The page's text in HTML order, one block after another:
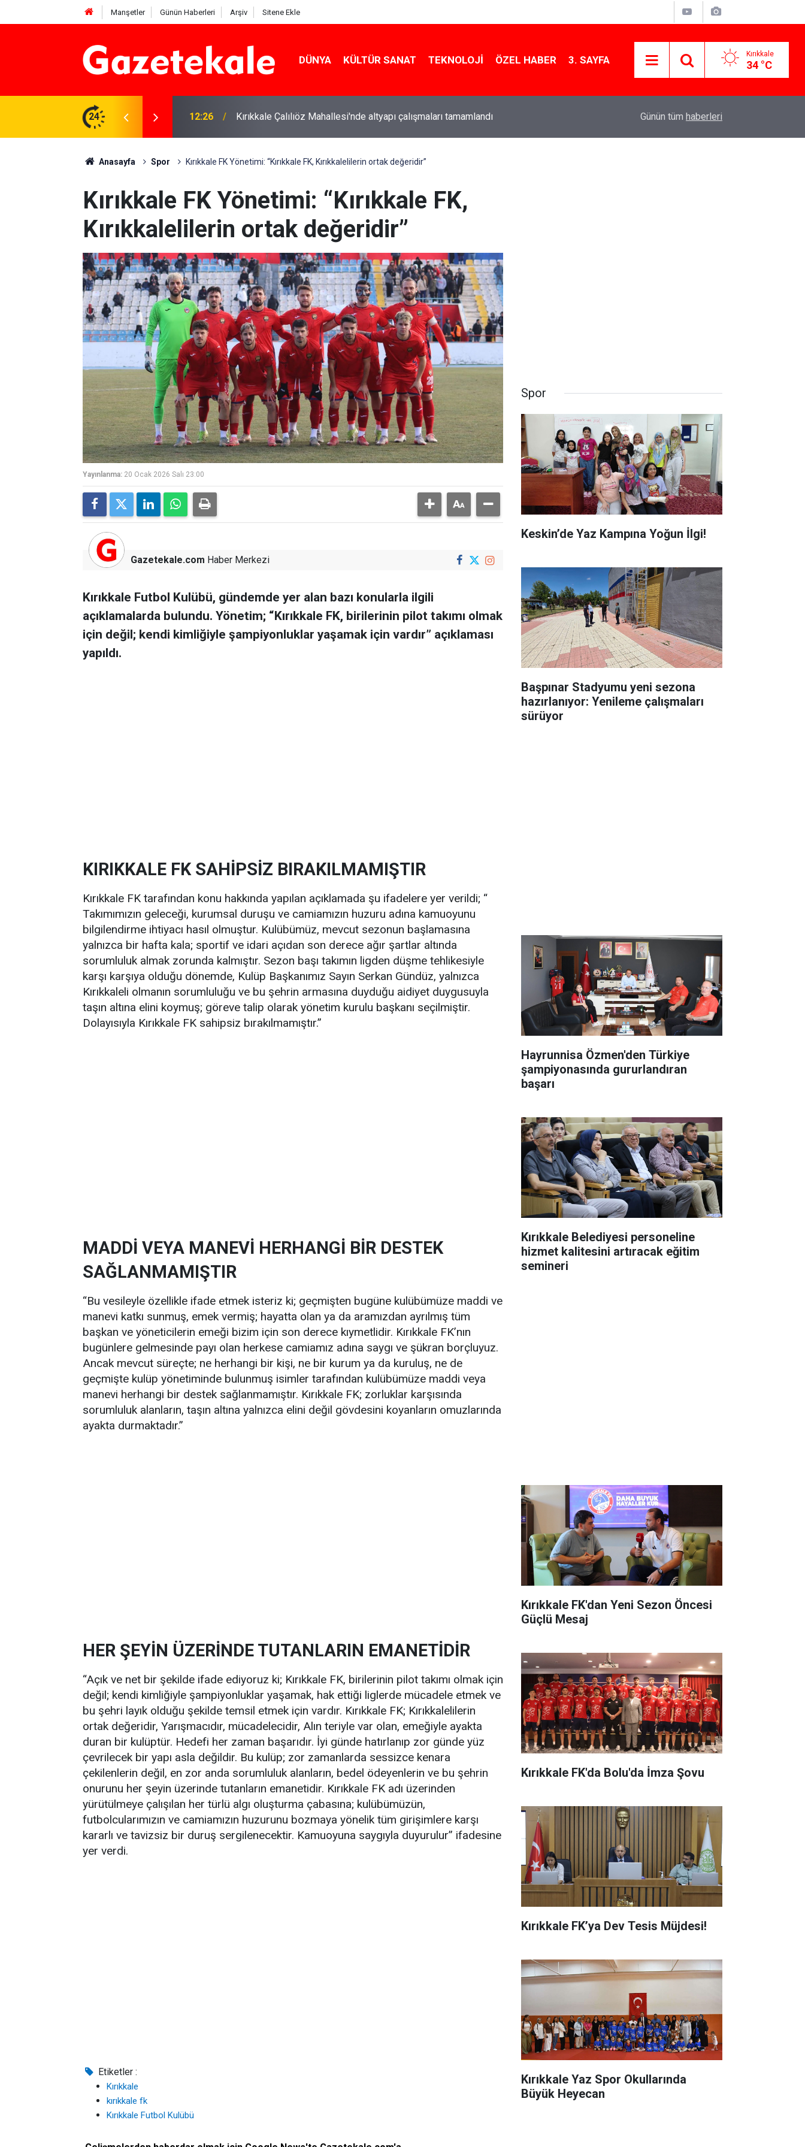
Manşetler Günün Haberleri Arşiv Sitene Ekle
DÜNYA KÜLTÜR SANAT TEKNOLOJI ÖZEL HABER 3. SAYFA Kırıkkale
34 °C
24 12:26 Kırıkkale Çalılıöz Mahallesi'nde altyapı çalışmaları tamamlandı Kırıkkale’de bugün vefat edenler: 6 Ağustos
Günün tüm haberleri
Anasayfa Spor Kırıkkale FK Yönetimi: “Kırıkkale FK, Kırıkkalelilerin ortak değeridir”
Kırıkkale FK Yönetimi: “Kırıkkale FK,
Kırıkkalelilerin ortak değeridir”
Yayınlanma: 20 Ocak 2026 Salı 23:00
Gazetekale.com Haber Merkezi
Kırıkkale Futbol Kulübü, gündemde yer alan bazı konularla ilgili
açıklamalarda bulundu. Yönetim; “Kırıkkale FK, birilerinin pilot takımı olmak
için değil; kendi kimliğiyle şampiyonluklar yaşamak için vardır” açıklaması
yapıldı.
KIRIKKALE FK SAHİPSİZ BIRAKILMAMIŞTIR
Kırıkkale FK tarafından konu hakkında yapılan açıklamada şu ifadelere yer verildi; “
Takımımızın geleceği, kurumsal duruşu ve camiamızın huzuru adına kamuoyunu
bilgilendirme ihtiyacı hasıl olmuştur. Kulübümüz, mevcut sezonun başlamasına
yalnızca bir hafta kala; sportif ve idari açıdan son derece ağır şartlar altında
sorumluluk almak zorunda kalmıştır. Sezon başı takımın ligden düşme tehlikesiyle
karşı karşıya olduğu dönemde, Kulüp Başkanımız Sayın Serkan Gündüz, yalnızca
Kırıkkaleli olmanın sorumluluğu ve bu şehrin armasına duyduğu aidiyet duygusuyla
taşın altına elini koymuş; göreve talip olarak yönetim kurulu başkanı seçilmiştir.
Dolayısıyla Kırıkkale FK sahipsiz bırakılmamıştır.”
MADDİ VEYA MANEVİ HERHANGİ BİR DESTEK
SAĞLANMAMIŞTIR
“Bu vesileyle özellikle ifade etmek isteriz ki; geçmişten bugüne kulübümüze maddi ve
manevi katkı sunmuş, emek vermiş; hayatta olan ya da aramızdan ayrılmış tüm
başkan ve yöneticilerin emeği bizim için son derece kıymetlidir. Kırıkkale FK’nın
bugünlere gelmesinde payı olan herkese camiamız adına saygı ve şükran borçluyuz.
Ancak mevcut süreçte; ne herhangi bir kişi, ne bir kurum ya da kuruluş, ne de
geçmişte kulüp yönetiminde bulunmuş isimler tarafından kulübümüze maddi veya
manevi herhangi bir destek sağlanmamıştır. Kırıkkale FK; zorluklar karşısında
sorumluluk alanların, taşın altına yalnızca elini değil gövdesini koyanların omuzlarında
ayakta durmaktadır.”
HER ŞEYİN ÜZERİNDE TUTANLARIN EMANETİDİR
“Açık ve net bir şekilde ifade ediyoruz ki; Kırıkkale FK, birilerinin pilot takımı olmak için
değil; kendi kimliğiyle şampiyonluklar yaşamak, hak ettiği liglerde mücadele etmek ve
bu şehri layık olduğu şekilde temsil etmek için vardır. Kırıkkale FK; Kırıkkalelilerin
ortak değeridir, Yarışmacıdır, mücadelecidir, Alın teriyle var olan, emeğiyle ayakta
duran bir kulüptür. Hedefi her zaman başarıdır. İyi günde hatırlanıp zor günde yüz
çevrilecek bir yapı asla değildir. Bu kulüp; zor zamanlarda sessizce kenara
çekilenlerin değil, en zor anda sorumluluk alanların, bedel ödeyenlerin ve bu şehrin
onurunu her şeyin üzerinde tutanların emanetidir. Kırıkkale FK adı üzerinden
yürütülmeye çalışılan her türlü algı oluşturma çabasına; kulübümüzün,
futbolcularımızın ve camiamızın huzurunu bozmaya yönelik tüm girişimlere karşı
kararlı ve tavizsiz bir duruş sergilenecektir. Kamuoyuna saygıyla duyurulur” ifadesine
yer verdi.
Etiketler :
Kırıkkale
kırıkkale fk
Kırıkkale Futbol Kulübü
Spor
Keskin’de Yaz Kampına Yoğun İlgi!
Başpınar Stadyumu yeni sezona
hazırlanıyor: Yenileme çalışmaları
sürüyor
Hayrunnisa Özmen'den Türkiye
şampiyonasında gururlandıran
başarı
Kırıkkale Belediyesi personeline
hizmet kalitesini artıracak eğitim
semineri
Kırıkkale FK'dan Yeni Sezon Öncesi
Güçlü Mesaj
Kırıkkale FK'da Bolu'da İmza Şovu
Kırıkkale FK’ya Dev Tesis Müjdesi!
Kırıkkale Yaz Spor Okullarında
Büyük Heyecan